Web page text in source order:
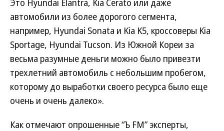
Это Hyundai Elantra, Kia Cerato или даже
автомобили из более дорогого сегмента,
например, Hyundai Sonata и Kia K5, кроссоверы Kia
Sportage, Hyundai Tucson. Из Южной Кореи за
весьма разумные деньги можно было привезти
трехлетний автомобиль с небольшим пробегом,
которому до выработки своего ресурса было еще
очень и очень далеко».
Как отмечают опрошенные “Ъ FM” эксперты,